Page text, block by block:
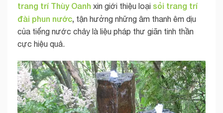
trang trí Thùy Oanh xin giới thiệu loại sỏi trang trí
đài phun nước, tận hưởng những âm thanh êm dịu
của tiếng nước chảy là liệu pháp thư giãn tinh thần
cực hiệu quả.